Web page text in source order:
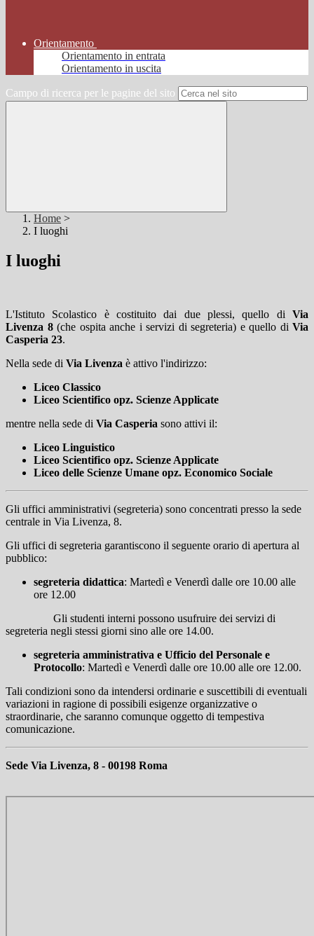
Orientamento
Orientamento in entrata
Orientamento in uscita
Campo di ricerca per le pagine del sito
Home >
I luoghi
I luoghi
L'Istituto Scolastico è costituito dai due plessi, quello di Via
Livenza 8(che ospita anche i servizi di segreteria) e quello di Via
Casperia 23.
Nella sede di Via Livenza è attivo l'indirizzo:
Liceo Classico
Liceo Scientifico opz. Scienze Applicate
mentre nella sede di Via Casperia sono attivi il:
Liceo Linguistico
Liceo Scientifico opz. Scienze Applicate
Liceo delle Scienze Umane opz. Economico Sociale
Gli uffici amministrativi (segreteria) sono concentrati presso la sede
centrale in Via Livenza, 8.
Gli uffici di segreteria garantiscono il seguente orario di apertura al
pubblico:
segreteria didattica: Martedì e Venerdì dalle ore 10.00 alle
ore 12.00
Gli studenti interni possono usufruire dei servizi di
segreteria negli stessi giorni sino alle ore 14.00.
segreteria amministrativa e Ufficio del Personale e
Protocollo: Martedì e Venerdì dalle ore 10.00 alle ore 12.00.
Tali condizioni sono da intendersi ordinarie e suscettibili di eventuali
variazioni in ragione di possibili esigenze organizzative o
straordinarie, che saranno comunque oggetto di tempestiva
comunicazione.
Sede Via Livenza, 8 - 00198 Roma